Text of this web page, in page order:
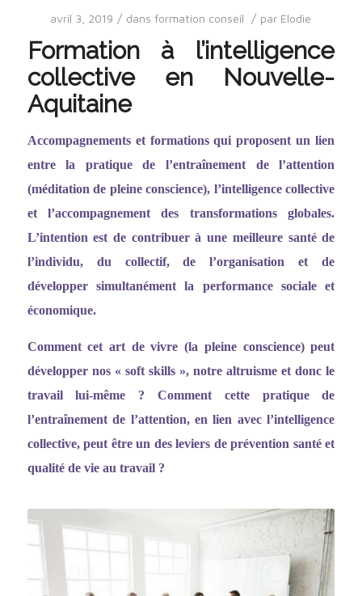
avril 3, 2019 / dans formation conseil / par Elodie
Formation à l’intelligence
collective en Nouvelle-
Aquitaine
Accompagnements et formations qui proposent un lien
entre la pratique de l’entraînement de l’attention
(méditation de pleine conscience), l’intelligence collective
et l’accompagnement des transformations globales.
L’intention est de contribuer à une meilleure santé de
l’individu, du collectif, de l’organisation et de
développer simultanément la performance sociale et
économique.
Comment cet art de vivre (la pleine conscience) peut
développer nos « soft skills», notre altruisme et donc le
travail lui-même ? Comment cette pratique de
l’entraînement de l’attention, en lien avec l’intelligence
collective, peut être un des leviers de prévention santé et
qualité de vie au travail ?